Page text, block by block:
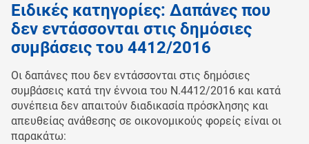
Ειδικές κατηγορίες: Δαπάνες που
δεν εντάσσονται στις δημόσιες
συμβάσεις του 4412/2016
Οι δαπάνες που δεν εντάσσονται στις δημόσιες
συμβάσεις κατά την έννοια του Ν.4412/2016 και κατά
συνέπεια δεν απαιτούν διαδικασία πρόσκλησης και
απευθείας ανάθεσης σε οικονομικούς φορείς είναι οι
παρακάτω: